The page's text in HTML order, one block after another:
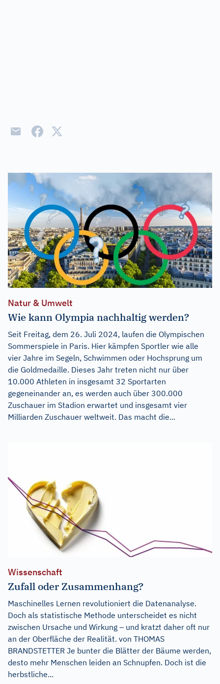
Natur & Umwelt
Wie kann Olympia nachhaltig werden?
Seit Freitag, dem 26. Juli 2024, laufen die Olympischen
Sommerspiele in Paris. Hier kämpfen Sportler wie alle
vier Jahre im Segeln, Schwimmen oder Hochsprung um
die Goldmedaille. Dieses Jahr treten nicht nur über
10.000 Athleten in insgesamt 32 Sportarten
gegeneinander an, es werden auch über 300.000
Zuschauer im Stadion erwartet und insgesamt vier
Milliarden Zuschauer weltweit. Das macht die...
Wissenschaft
Zufall oder Zusammenhang?
Maschinelles Lernen revolutioniert die Datenanalyse.
Doch als statistische Methode unterscheidet es nicht
zwischen Ursache und Wirkung – und kratzt daher oft nur
an der Oberfläche der Realität. von THOMAS
BRANDSTETTER Je bunter die Blätter der Bäume werden,
desto mehr Menschen leiden an Schnupfen. Doch ist die
herbstliche...